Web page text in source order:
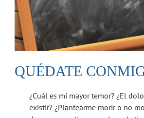
QUÉDATE
¿Cuál es mi mayor temor? ¿El
existir? ¿Plantearme morir o no